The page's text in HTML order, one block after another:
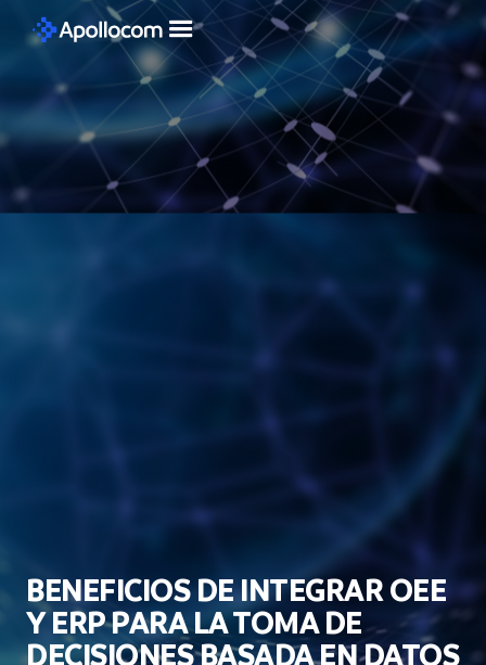
BENEFICIOS DE INTEGRAR OEE
Y ERP PARA LA TOMA DE
DECISIONES BASADA EN DATOS